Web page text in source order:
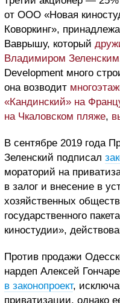
от ООО «Новая
Коворкинг»,
Ваврышу, который
Владимиром Зеленским
Development много
она возводит
«Кандинский» на
на Чкаловском пляже,
В сентябре 2019 года
Зеленский подписал
мораторий на
в залог и внесение в
хозяйственных
государственного
киностудии»,
Против продажи
нардеп Алексей
в законопроект,
приватизации, однако